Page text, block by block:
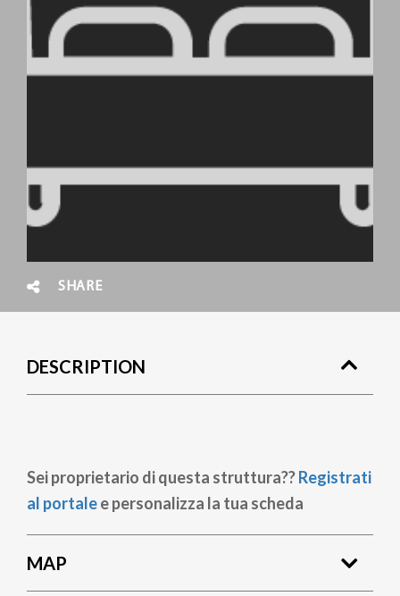
SHARE
DESCRIPTION
Sei proprietario di questa struttura??Registrati
al portalee personalizza la tua scheda
MAP